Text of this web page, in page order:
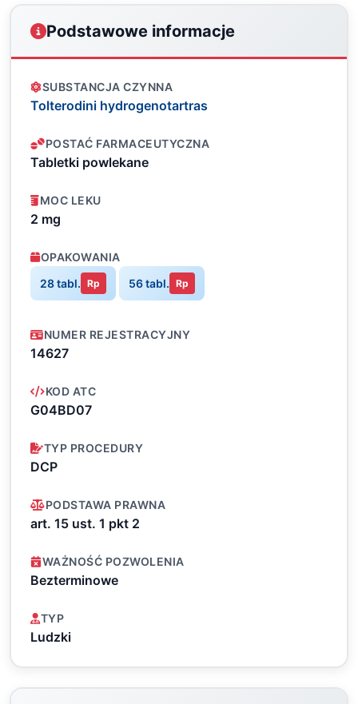
Podstawowe informacje
SUBSTANCJA CZYNNA
Tolterodini hydrogenotartras
POSTAĆ FARMACEUTYCZNA
Tabletki powlekane
MOC LEKU
2 mg
OPAKOWANIA
28 tabl. Rp 56 tabl. Rp
NUMER REJESTRACYJNY
14627
KOD ATC
G04BD07
TYP PROCEDURY
DCP
PODSTAWA PRAWNA
art. 15 ust. 1 pkt 2
WAŻNOŚĆ POZWOLENIA
Bezterminowe
TYP
Ludzki